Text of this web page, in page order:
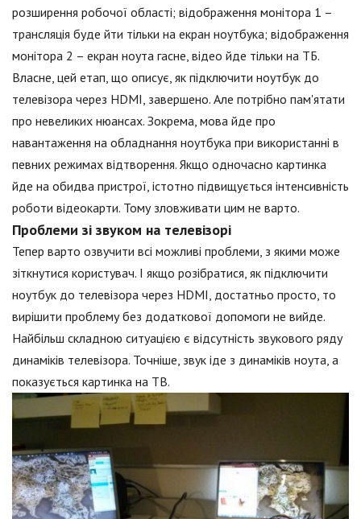
розширення робочої області; відображення монітора 1 –
трансляція буде йти тільки на екран ноутбука; відображення
монітора 2 – екран ноута гасне, відео йде тільки на ТБ.
Власне, цей етап, що описує, як підключити ноутбук до
телевізора через HDMI, завершено. Але потрібно пам'ятати
про невеликих нюансах. Зокрема, мова йде про
навантаження на обладнання ноутбука при використанні в
певних режимах відтворення. Якщо одночасно картинка
йде на обидва пристрої, істотно підвищується інтенсивність
роботи відеокарти. Тому зловживати цим не варто.
Проблеми зі звуком на телевізорі
Тепер варто озвучити всі можливі проблеми, з якими може
зіткнутися користувач. І якщо розібратися, як підключити
ноутбук до телевізора через HDMI, достатньо просто, то
вирішити проблему без додаткової допомоги не вийде.
Найбільш складною ситуацією є відсутність звукового ряду
динаміків телевізора. Точніше, звук іде з динаміків ноута, а
показується картинка на ТВ.